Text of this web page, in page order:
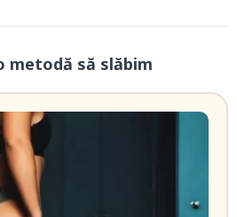
metodă să slăbim